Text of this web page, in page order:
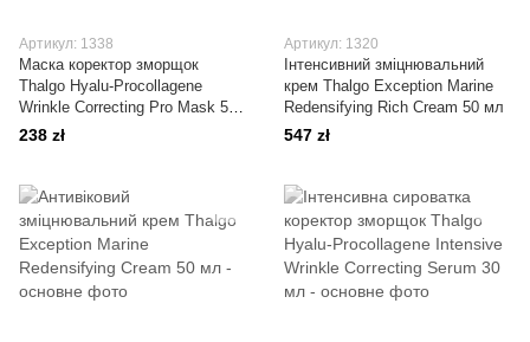
Артикул: 1338
Маска коректор зморщок
Thalgo Hyalu-Procollagene
Wrinkle Correcting Pro Mask 50
мл
238 zł
Артикул: 1320
Інтенсивний зміцнювальний
крем Thalgo Exception Marine
Redensifying Rich Cream 50 мл
547 zł